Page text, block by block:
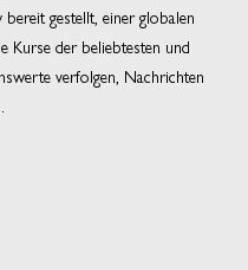
gestellt, einer globalen
Kurse der beliebtesten und
verfolgen, Nachrichten